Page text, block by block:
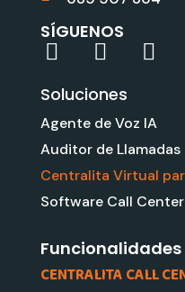
SÍGUENOS
L
n
k
e
d
i
n
Y
u
t
u
b
e
G
g
l
e
Soluciones
Agente de Voz IA
Auditor de Llamadas
Centralita Virtual
Software Call Center
Funcionalidades
CENTRALITA CALL